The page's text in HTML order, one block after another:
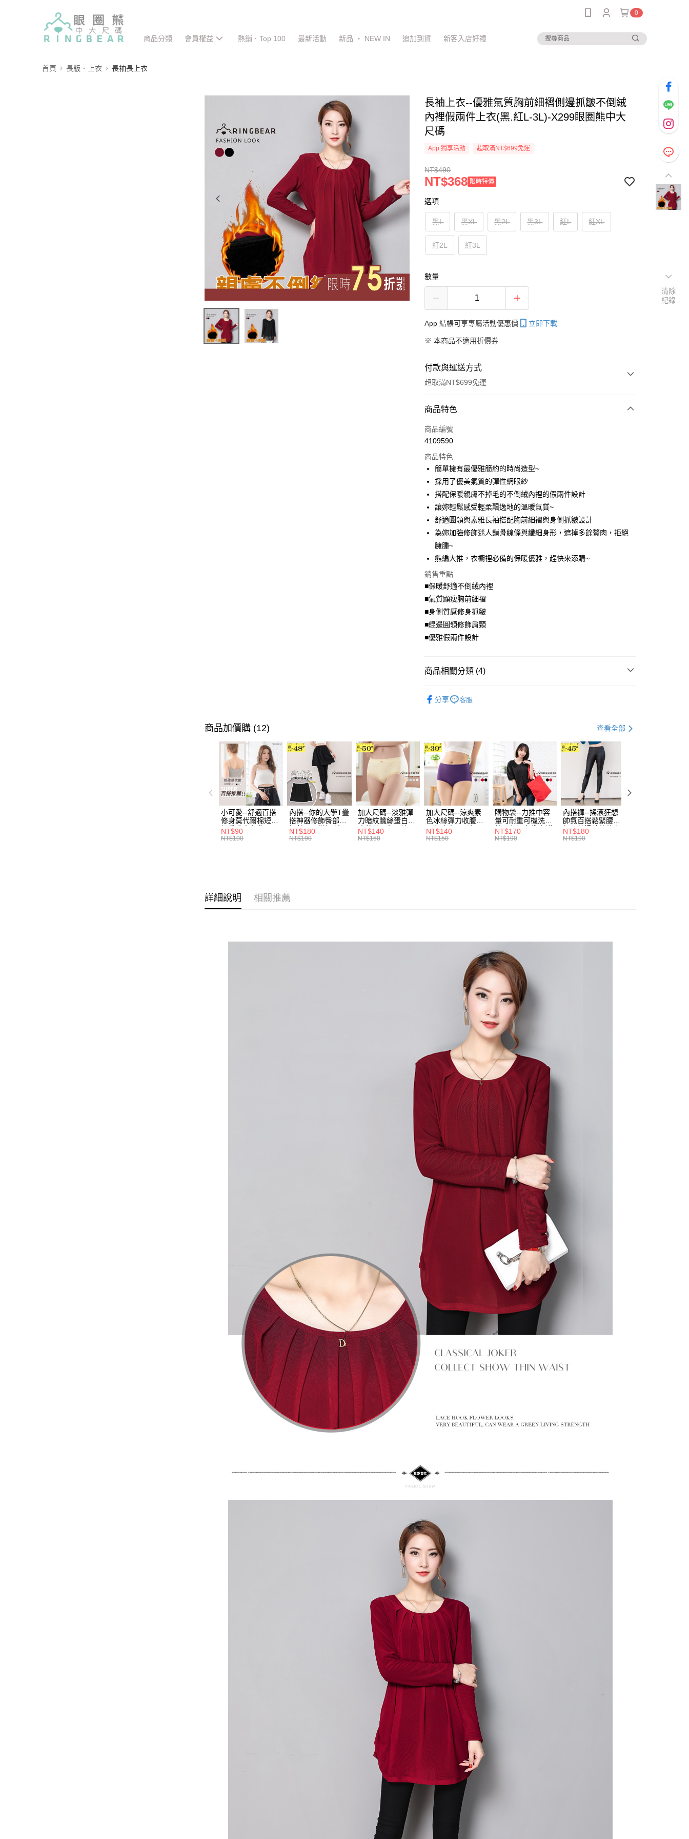
0
商品分類 會員權益 熱銷．Top 100 最新活動 新品 ‧ NEW IN 追加到貨 新客入店好禮
首頁 長版．上衣 長袖長上衣
長袖上衣--優雅氣質胸前細褶側邊抓皺不倒絨
內裡假兩件上衣(黑.紅L-3L)-X299眼圈熊中大
尺碼
App 獨享活動 超取滿NT$699免運
NT$490
NT$368 限時特價
選項
黑L 黑XL 黑2L 黑3L 紅L 紅XL
紅2L 紅3L
數量
App 結帳可享專屬活動優惠價 立即下載
※ 本商品不適用折價券
付款與運送方式
超取滿NT$699免運
付款方式
信用卡一次付款
LINE Pay
Apple Pay
街口支付
悠遊付
Google Pay
全盈+PAY
大哥付你分期
相關說明
【大哥付你分期使用說明】
1.本服務由台灣大哥大提供，台灣大哥大用戶可立即使用無須另外申請。
2.付款方式選擇「大哥付你分期」，訂單成立後會自動跳轉到大哥付的交易
流程，驗證手機門號後，選擇欲分期的期數、繳款截止日，確認付款後即
完成交易。
消。如遇「轉專審核」未通過狀況，表示未達大哥付你分期系統評分，恕
無法說明評估內容。
1.分期款項不併入電信帳單，「大哥付你分期」於每月結算日後寄送繳費提
醒簡訊。
【注意事項】
1.本服務係由「台灣大哥大股份有限公司」（以下簡稱本公司）所提供，讓
用戶於交易時，得透過本服務購買商品或服務，並由商店將買賣／分期付
款買賣價金債權讓與本公司後，依約使用本公司帳單繳交帳款。
2.基於同意付款使用「大哥付你分期」之契約關係目的，商店將以您的個人
資料（包含姓名、電話或地址）提供予台灣大哥大進項蒐集、處理及利
用，由本公司與您本人進行分期帳單所需資料之確認、核對及更正。
3.完整用戶服務條款，請詳閱以下連結：https://oppay.tw/userRule
AFTEE先享後付
相關說明
AFTEE先享後付是「在收到商品之後才付款」的支付方式。 讓您購物簡單
２．便利：只要手機號碼，簡訊認證，即可結帳。
３．安心：先確認商品／服務後，再付款。
【「AFTEE先享後付」結帳流程】
１．於結帳方式選擇「AFTEE先享後付」後，將跳轉至「AFTEE先享後
３．收到繳費通知簡訊後14天內，點擊此簡訊中的連結，可透過四大超商
／ATM／網路銀行／等多元方式進行付款，方視為交易完成。
※ 請注意：結帳手續完成當下不需立刻繳費，但若您需要取消訂單，請聯
絡購買商品的店家。未經商家同意取消之訂單仍視為有效，需透過AFTEE
先享後付繳納相關費用。
※ 交易是否成功請以「AFTEE先享後付 」之結帳頁面顯示為準，若有關於
是否繳費成功／繳費後需取消欲退款等相關疑問，請聯繫「AFTEE先享後
付客戶支援中心」https://netprotections.freshdesk.com/support/home
【注意事項】
１．透過由恩沛科技股份有限公司提供之「AFTEE先享後付」服務完成之
交易，需依本服務之必要範圍內提供個人資料，並將交易相關給付款項請
ATM付款
運送方式
每筆NT$70，滿NT$699(含以上)免運費
7-11取貨付款
每筆NT$70，滿NT$799(含以上)免運費
付款後7-11取貨
每筆NT$70，滿NT$699(含以上)免運費
宅配
每筆NT$100，滿NT$1,000(含以上)免運費
商品特色
商品編號
4109590
商品特色
簡單擁有最優雅簡約的時尚造型~
採用了優美氣質的彈性網眼紗
搭配保暖親膚不掉毛的不倒絨內裡的假兩件設計
讓妳輕鬆感受輕柔飄逸地的溫暖氣質~
舒適圓領與素雅長袖搭配胸前細褶與身側抓皺設計
為妳加強修飾迷人鎖骨線條與纖細身形，遮掉多餘贅肉，拒絕
臃腫~
熊編大推，衣櫥裡必備的保暖優雅，趕快來添購~
銷售重點
■保暖舒適不倒絨內裡
■氣質顯瘦胸前細褶
■身側質感修身抓皺
■緄邊圓領修飾肩頸
■優雅假兩件設計
商品相關分類 (4)
🐦秋冬出清．5折UP! 秋冬百變穿搭．７５折起
分享 客服
商品加價購 (12) 查看全部
小可愛--舒適百搭
修身莫代爾棉短版
細肩帶素色背心
(白.黑.灰L-2L)-
NT$90
NT$100
內搭--你的大學T疊
搭神器修飾臀部下
擺萬用內搭裙/遮臀
裙(黑2L-6L)-Q155
NT$180
NT$190
加大尺碼--淡雅彈
力暗紋蠶絲蛋白無
痕蕾絲三角內褲
(白.粉.藍.黃XL-
NT$140
NT$150
加大尺碼--涼爽素
色冰絲彈力收腹提
臀無痕中腰三角內
褲(黑.紅.粉.紫L-
NT$140
NT$150
購物袋--力推中容
量可耐重可機洗烘
乾環保帆布袋/側背
包(黑.紅.米F)-
NT$170
NT$190
內搭褲--搖滾狂想
帥氣百搭鬆緊腰頭
超彈絲滑薄款仿皮
褲(黑XL-6L)-R179
NT$180
NT$190
詳細說明 相關推薦
清除
紀錄